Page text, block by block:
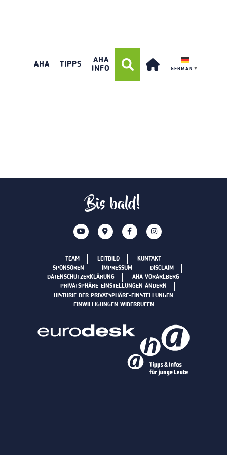
AHA TIPPS
AHA
INFO
GERMAN ▼
Bis bald!
TEAM LEITBILD
KONTAKT
SPONSOREN
IMPRESSUM
DISCLAIM
DATENSCHUTZERKLÄRUNG
AHA VORARLBERG
PRIVATSPHÄRE-EINSTELLUNGEN ÄNDERN
HISTORIE DER PRIVATSPHÄRE-EINSTELLUNGEN
EINWILLIGUNGEN WIDERRUFEN